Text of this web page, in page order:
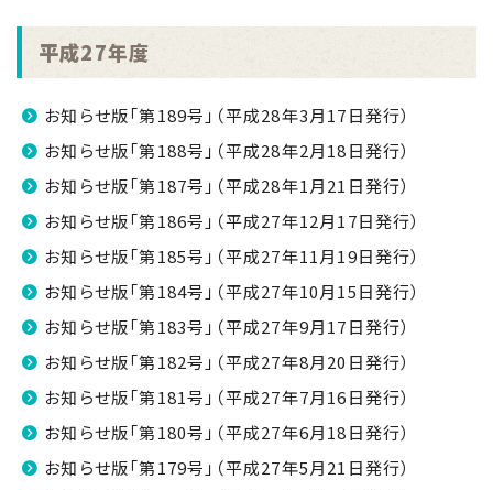
平成27年度
お知らせ版「第189号」（平成28年3月17日発行）
お知らせ版「第188号」（平成28年2月18日発行）
お知らせ版「第187号」（平成28年1月21日発行）
お知らせ版「第186号」（平成27年12月17日発行）
お知らせ版「第185号」（平成27年11月19日発行）
お知らせ版「第184号」（平成27年10月15日発行）
お知らせ版「第183号」（平成27年9月17日発行）
お知らせ版「第182号」（平成27年8月20日発行）
お知らせ版「第181号」（平成27年7月16日発行）
お知らせ版「第180号」（平成27年6月18日発行）
お知らせ版「第179号」（平成27年5月21日発行）